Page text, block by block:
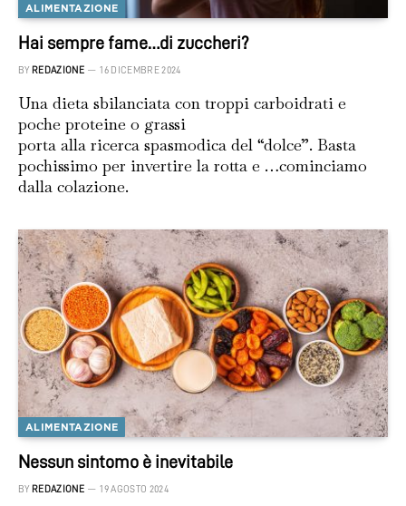
ALIMENTAZIONE
Hai sempre fame…di zuccheri?
BY REDAZIONE 16 DICEMBRE 2024
Una dieta sbilanciata con troppi carboidrati e
poche proteine o grassi
porta alla ricerca spasmodica del “dolce”. Basta
pochissimo per invertire la rotta e …cominciamo
dalla colazione.
ALIMENTAZIONE
Nessun sintomo è inevitabile
BY REDAZIONE 19 AGOSTO 2024